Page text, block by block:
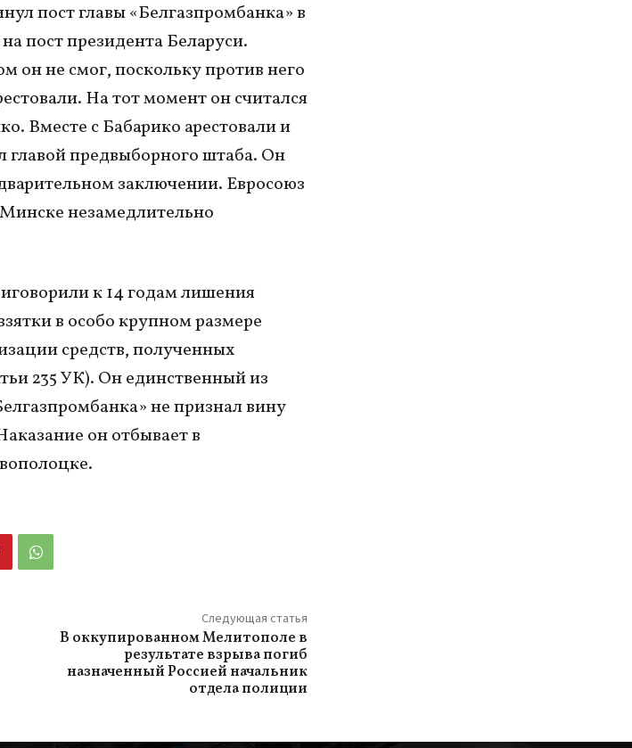
пост главы «Белгазпромбанка» в
пост президента Беларуси.
он не смог, поскольку против него
На тот момент он считался
Вместе с Бабарико арестовали и
главой предвыборного штаба. Он
заключении. Евросоюз
незамедлительно
к 14 годам лишения
в особо крупном размере
средств, полученных
235 УК). Он единственный из
не признал вину
он отбывает в
Следующая статья
В оккупированном Мелитополе в
результате взрыва погиб
назначенный Россией начальник
отдела полиции